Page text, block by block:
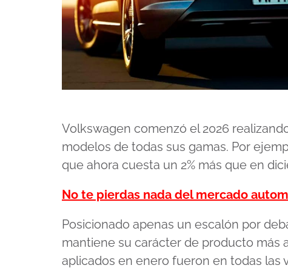
Volkswagen comenzó el 2026
modelos de todas sus gamas. Por
que ahora cuesta un 2% más que en
No te pierdas nada del mercado
Posicionado apenas un escalón por
mantiene su carácter de producto más
aplicados en enero fueron en todas las